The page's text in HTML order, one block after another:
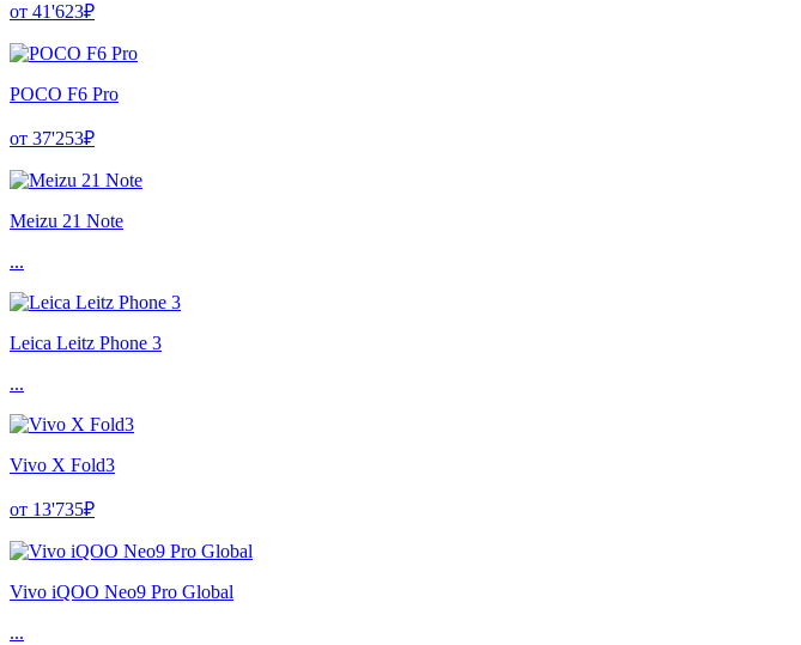
от 41'623₽
POCO F6 Pro
от 37'253₽
Meizu 21 Note
...
Leica Leitz Phone 3
...
Vivo X Fold3
от 13'735₽
Vivo iQOO Neo9 Pro Global
...